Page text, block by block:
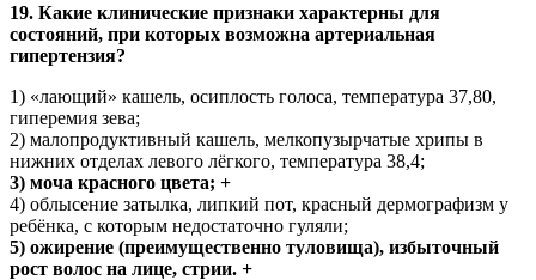
19. Какие клинические признаки характерны для
состояний, при которых возможна артериальная
гипертензия?
1) «лающий» кашель, осиплость голоса, температура 37,80,
гиперемия зева;
2) малопродуктивный кашель, мелкопузырчатые хрипы в
нижних отделах левого лёгкого, температура 38,4;
3) моча красного цвета; +
4) облысение затылка, липкий пот, красный дермографизм у
ребёнка, с которым недостаточно гуляли;
5) ожирение (преимущественно туловища), избыточный
рост волос на лице, стрии. +